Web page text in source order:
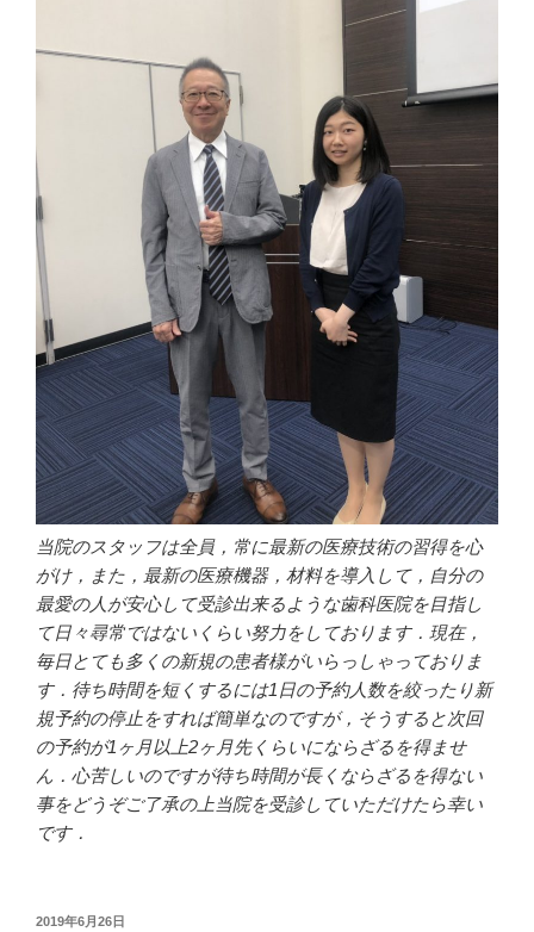
当院のスタッフは全員，常に最新の医療技術の習得を心
がけ，また，最新の医療機器，材料を導入して，自分の
最愛の人が安心して受診出来るような歯科医院を目指し
て日々尋常ではないくらい努力をしております．現在，
毎日とても多くの新規の患者様がいらっしゃっておりま
す．待ち時間を短くするには1日の予約人数を絞ったり新
規予約の停止をすれば簡単なのですが，そうすると次回
の予約が1ヶ月以上2ヶ月先くらいにならざるを得ませ
ん．心苦しいのですが待ち時間が長くならざるを得ない
事をどうぞご了承の上当院を受診していただけたら幸い
です．
投
2019年6月26日